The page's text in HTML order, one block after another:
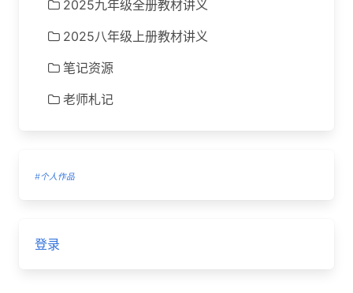
2025九年级全册教材讲义
2025八年级上册教材讲义
笔记资源
老师札记
#个人作品
登录